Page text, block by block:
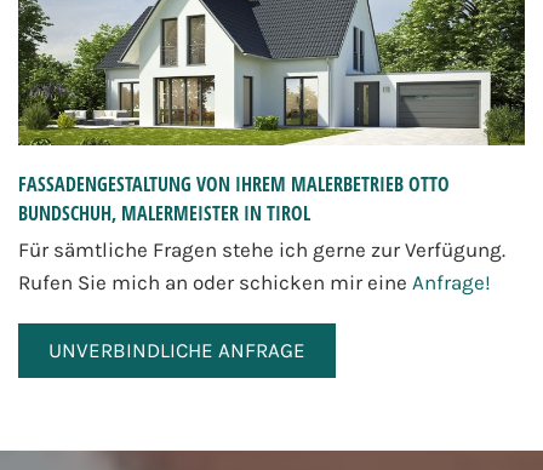
FASSADENGESTALTUNG VON IHREM MALERBETRIEBOTTO
BUNDSCHUH, MALERMEISTER IN TIROL
Für sämtliche Fragen stehe ich gerne zur Verfügung.
Rufen Sie mich an oder schicken mir eine Anfrage!
UNVERBINDLICHE ANFRAGE